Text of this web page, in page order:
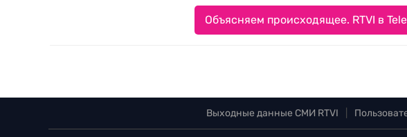
Объясняем происходящее. RTVI в
Выходные данные СМИ RTVI